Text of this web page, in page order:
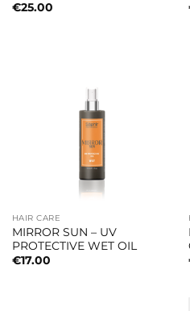
€25.00
HAIR CARE
MIRROR SUN – UV
PROTECTIVE WET OIL
€17.00